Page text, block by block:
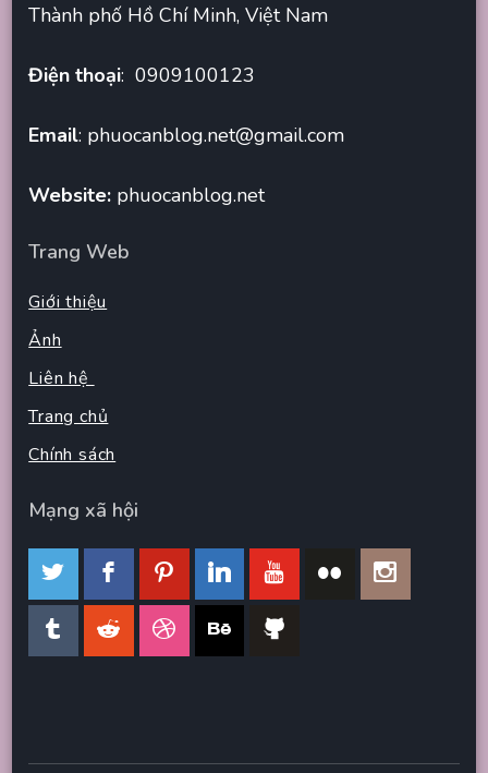
Thành phố Hồ Chí Minh, Việt Nam
Điện thoại: 0909100123
Email: phuocanblog.net@gmail.com
Website: phuocanblog.net
Trang Web
Giới thiệu
Ảnh
Liên hệ
Trang chủ
Chính sách
Mạng xã hội